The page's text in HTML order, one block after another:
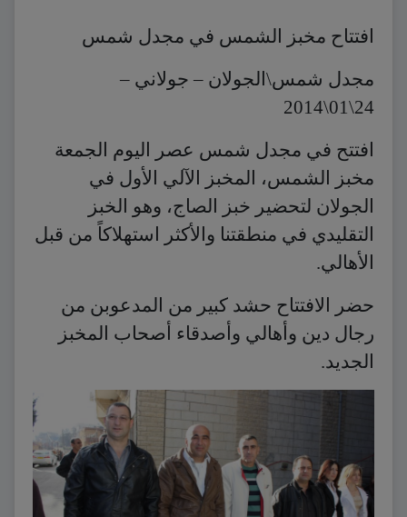
افتتاح مخبز الشمس في مجدل شمس
مجدل شمس\الجولان – جولاني –
24\01\2014
افتتح في مجدل شمس عصر اليوم الجمعة
مخبز الشمس، المخبز الآلي الأول في
الجولان لتحضير خبز الصاج، وهو الخبز
التقليدي في منطقتنا والأكثر استهلاكاً من قبل
الأهالي.
حضر الافتتاح حشد كبير من المدعوبن من
رجال دين وأهالي وأصدقاء أصحاب المخبز
الجديد.